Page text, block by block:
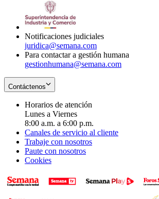
Notificaciones judiciales
juridica@semana.com
Para contactar a gestión humana
gestionhumana@semana.com
Contáctenos
Horarios de atención
Lunes a Viernes
8:00 a.m. a 6:00 p.m.
Canales de servicio al cliente
Trabaje con nosotros
Paute con nosotros
Cookies